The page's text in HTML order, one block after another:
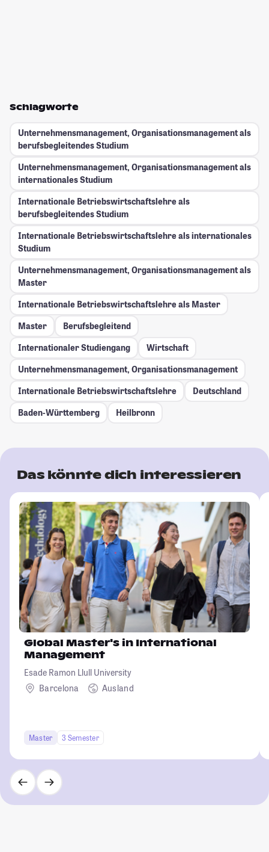
Schlagworte
Unternehmensmanagement, Organisationsmanagement als
berufsbegleitendes Studium
Unternehmensmanagement, Organisationsmanagement als
internationales Studium
Internationale Betriebswirtschaftslehre als
berufsbegleitendes Studium
Internationale Betriebswirtschaftslehre als internationales
Studium
Unternehmensmanagement, Organisationsmanagement als
Master
Internationale Betriebswirtschaftslehre als Master
Master
Berufsbegleitend
Internationaler Studiengang
Wirtschaft
Unternehmensmanagement, Organisationsmanagement
Internationale Betriebswirtschaftslehre
Deutschland
Baden-Württemberg
Heilbronn
Das könnte dich interessieren
Global Master's in International
Management
Esade Ramon Llull University
Barcelona
Ausland
Master 3 Semester